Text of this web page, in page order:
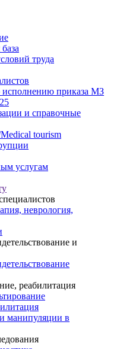
труда
исполнению приказа МЗ
и справочные
tourism
услугам
неврология,
и
реабилитация
манипуляции в